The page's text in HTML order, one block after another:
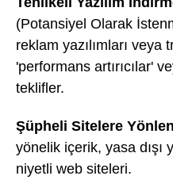
(Potansiyel Olarak
reklam yazılımları veya
'performans artırıcılar'
teklifler.
Şüpheli Sitelere
yönelik içerik, yasa dışı
niyetli web siteleri.